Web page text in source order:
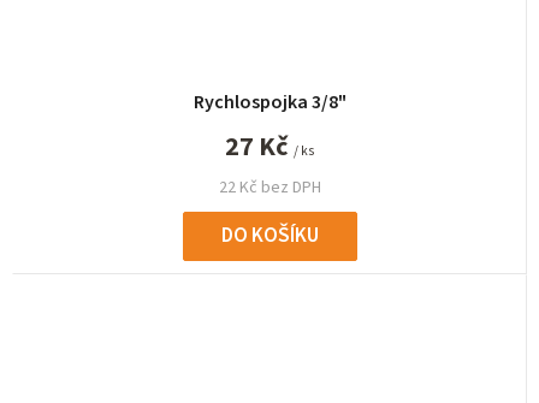
Rychlospojka 3/8"
22 Kč bez DPH
27 Kč / ks
DO KOŠÍKU